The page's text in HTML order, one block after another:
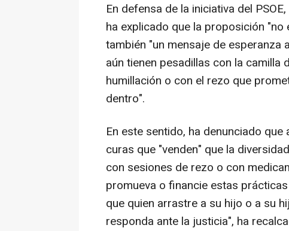
En defensa de la iniciativa del
ha explicado que la proposición
también "un mensaje de
aún tienen pesadillas con la camilla
humillación o con el rezo que
dentro".
En este sentido, ha denunciado
curas que "venden" que la
con sesiones de rezo o con
promueva o financie estas
que quien arrastre a su hijo o a su
responda ante la justicia", ha